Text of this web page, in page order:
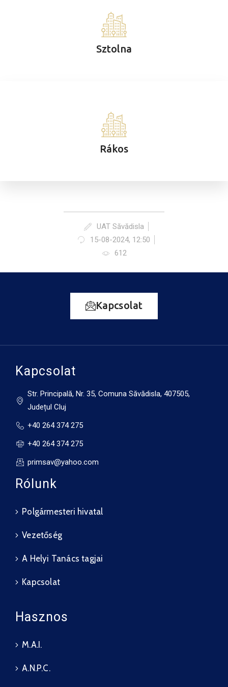
Sztolna
Rákos
UAT Săvădisla
15-08-2024, 12:50
612
Kapcsolat
Kapcsolat
Str. Principală, Nr. 35, Comuna Săvădisla, 407505,
Județul Cluj
+40 264 374 275
+40 264 374 275
primsav@yahoo.com
Rólunk
Polgármesteri hivatal
Vezetőség
A Helyi Tanács tagjai
Kapcsolat
Hasznos
M.A.I.
A.N.P.C.